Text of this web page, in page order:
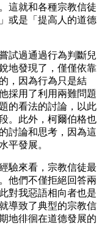
這就和各種宗教信徒
或是「提高人的道德
試過通過行為判斷兒
地發現了，僅僅依靠
，因為行為只是結
採用了利用兩難問題
的看法的討論，以此
。此外，柯爾伯格也
討論和思考，因為這
平發展。
驗來看，宗教信徒最
他們不僅拒絕回答兩
對我惡語相向者也是
導致了典型的宗教信
地徘徊在道德發展的